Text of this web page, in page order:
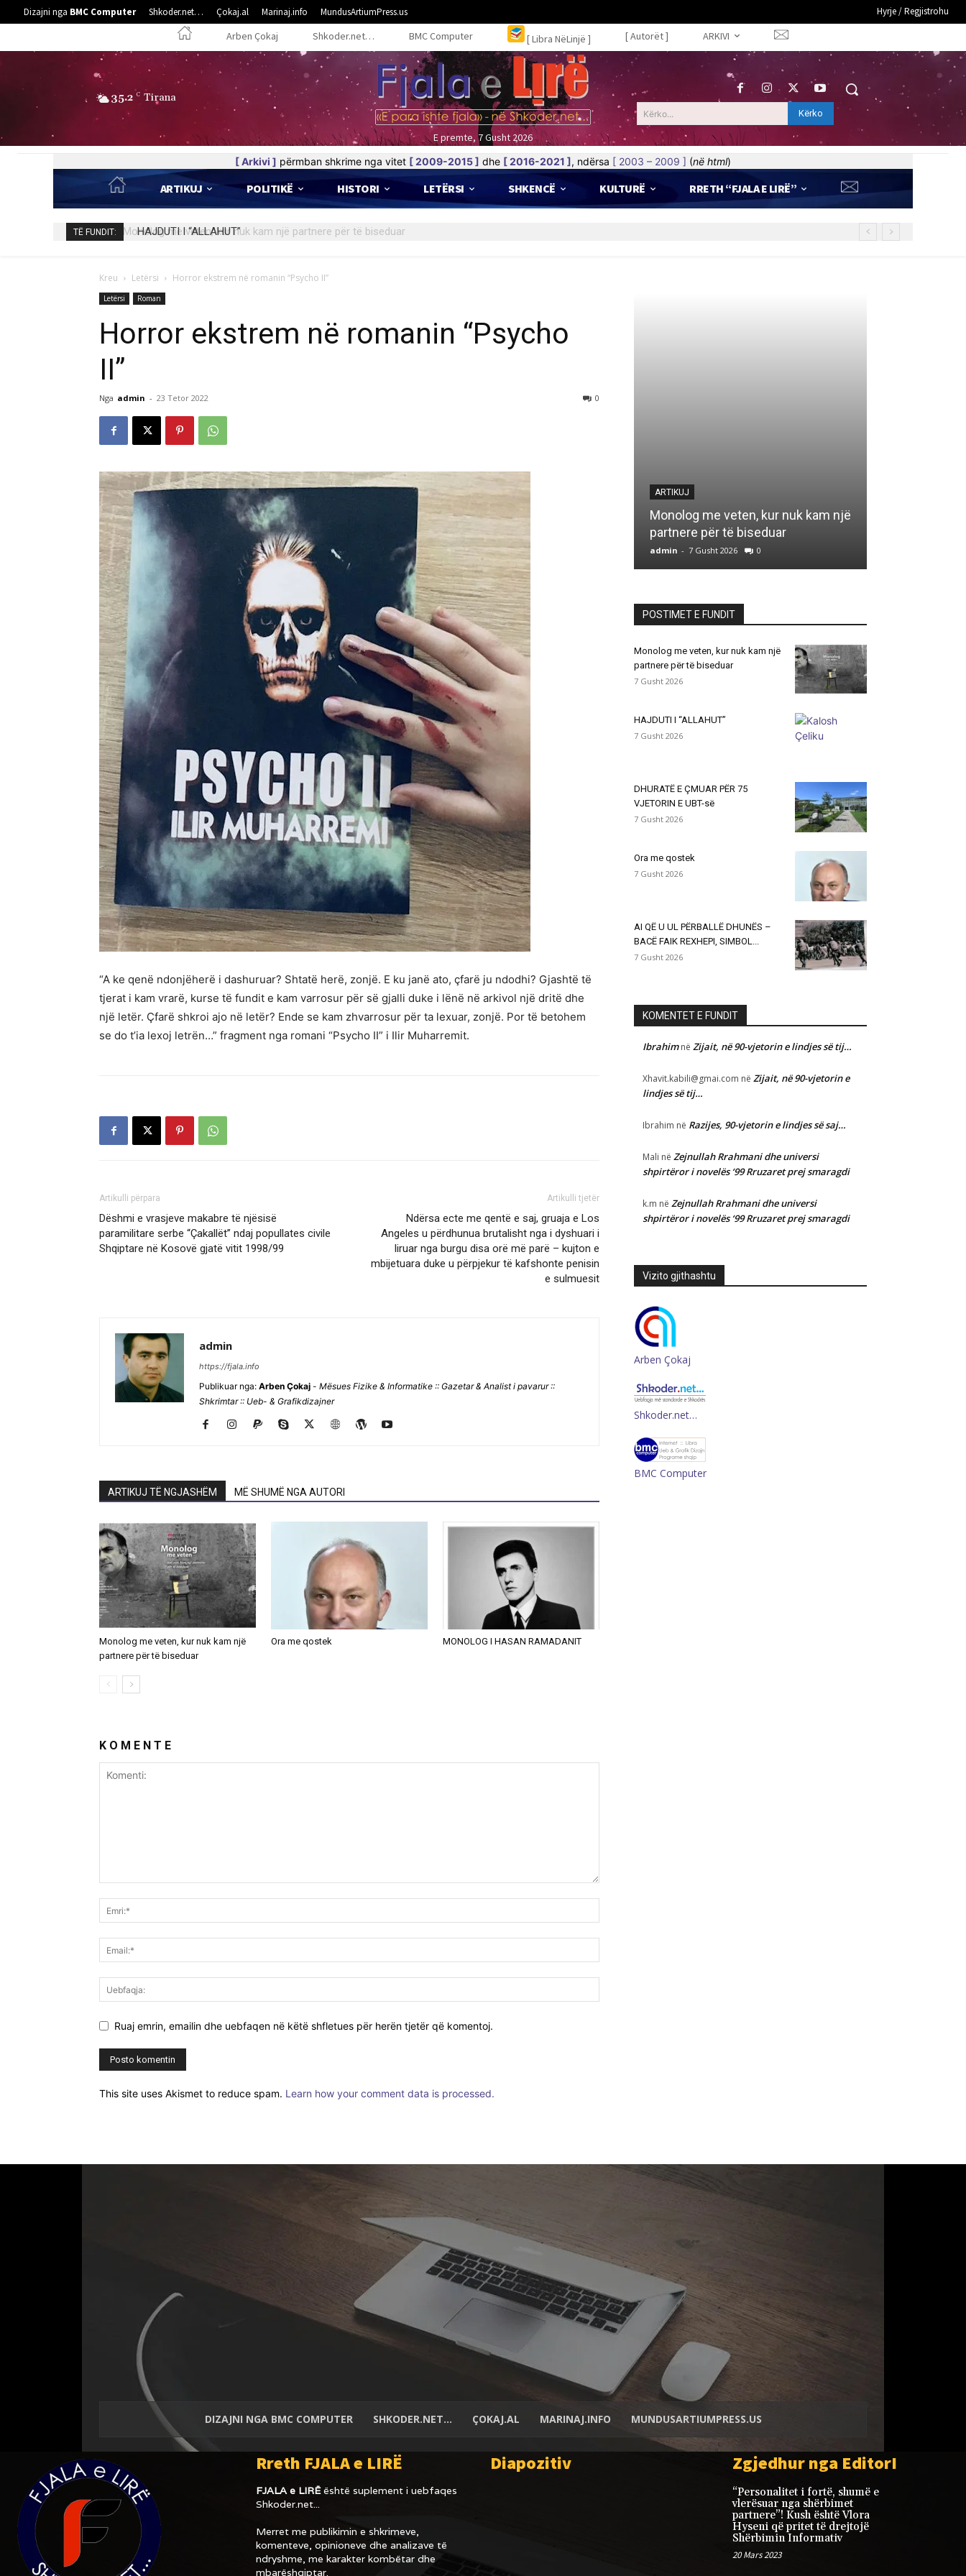
Dizajni nga BMC Computer Shkoder.net… Çokaj.al Marinaj.info MundusArtiumPress.us Hyrje / Regjistrohu
Arben Çokaj Shkoder.net… BMC Computer [ Libra NëLinjë ] [ Autorët ] ARKIVI
35.2 C Tirana
E premte, 7 Gusht 2026
Kërko... Kërko
[ Arkivi ] përmban shkrime nga vitet [ 2009-2015 ] dhe [ 2016-2021 ], ndërsa [ 2003 – 2009 ] (në html)
ARTIKUJ POLITIKË HISTORI LETËRSI SHKENCË KULTURË RRETH “FJALA E LIRË”
TË FUNDIT: HAJDUTI I “ALLAHUT”
Kreu Letërsi Horror ekstrem në romanin “Psycho II”
Letërsi Roman
Horror ekstrem në romanin “Psycho
II”
Nga admin - 23 Tetor 2022 0
“A ke qenë ndonjëherë i dashuruar? Shtatë herë, zonjë. E ku janë ato, çfarë ju ndodhi? Gjashtë të
tjerat i kam vrarë, kurse të fundit e kam varrosur për së gjalli duke i lënë në arkivol një dritë dhe
një letër. Çfarë shkroi ajo në letër? Ende se kam zhvarrosur për ta lexuar, zonjë. Por të betohem
se do t’ia lexoj letrën…” fragment nga romani “Psycho II” i Ilir Muharremit.
Artikulli përpara
Dëshmi e vrasjeve makabre të njësisë
paramilitare serbe “Çakallët” ndaj popullates civile
Shqiptare në Kosovë gjatë vitit 1998/99
Artikulli tjetër
Ndërsa ecte me qentë e saj, gruaja e Los
Angeles u përdhunua brutalisht nga i dyshuari i
liruar nga burgu disa orë më parë – kujton e
mbijetuara duke u përpjekur të kafshonte penisin
e sulmuesit
admin
https://fjala.info
Publikuar nga: Arben Çokaj - Mësues Fizike & Informatike :: Gazetar & Analist i pavarur ::
Shkrimtar :: Ueb- & Grafikdizajner
ARTIKUJ TË NGJASHËM MË SHUMË NGA AUTORI
Monolog me veten, kur nuk kam një
partnere për të biseduar
Ora me qostek MONOLOG I HASAN RAMADANIT
K O M E N T E
Ruaj emrin, emailin dhe uebfaqen në këtë shfletues për herën tjetër që komentoj.
This site uses Akismet to reduce spam. Learn how your comment data is processed.
ARTIKUJ
Monolog me veten, kur nuk kam një
partnere për të biseduar
admin - 7 Gusht 2026 0
POSTIMET E FUNDIT
Monolog me veten, kur nuk kam një
partnere për të biseduar
7 Gusht 2026
HAJDUTI I “ALLAHUT”
7 Gusht 2026
DHURATË E ÇMUAR PËR 75
VJETORIN E UBT-së
7 Gusht 2026
Ora me qostek
7 Gusht 2026
AI QË U UL PËRBALLË DHUNËS –
BACË FAIK REXHEPI, SIMBOL...
7 Gusht 2026
KOMENTET E FUNDIT
Ibrahimnë Zijait, në 90-vjetorin e lindjes së tij…
Xhavit.kabili@gmai.com në Zijait, në 90-vjetorin e
lindjes së tij…
Ibrahim në Razijes, 90-vjetorin e lindjes së saj…
Mali në Zejnullah Rrahmani dhe universi
shpirtëror i novelës ‘99 Rruzaret prej smaragdi
k.m në Zejnullah Rrahmani dhe universi
shpirtëror i novelës ‘99 Rruzaret prej smaragdi
Vizito gjithashtu
Arben Çokaj
Shkoder.net…
BMC Computer
DIZAJNI NGA BMC COMPUTER SHKODER.NET… ÇOKAJ.AL MARINAJ.INFO MUNDUSARTIUMPRESS.US
Rreth FJALA e LIRË
FJALA e LIRËështë suplement i uebfaqes
Shkoder.net...
Merret me publikimin e shkrimeve,
komenteve, opinioneve dhe analizave të
ndryshme, me karakter kombëtar dhe
mbarëshqiptar.
Diapozitiv Zgjedhur nga EditorI
“Personalitet i fortë, shumë e
vlerësuar nga shërbimet
partnere”! Kush është Vlora
Hyseni që pritet të drejtojë
Shërbimin Informativ
20 Mars 2023